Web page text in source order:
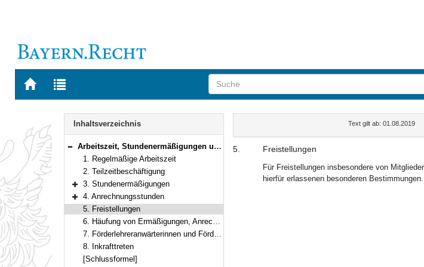
Zur
BAYERN.RECHT
Zur
letzten
Navigation
Inhaltsverzeichnis
Bereich reduzieren
Arbeitszeit, Stundenermäßigungen und Anrechnungsstunden der Förderlehrkräfte
1. Regelmäßige Arbeitszeit
2. Teilzeitbeschäftigung
Bereich erweitern
3. Stundenermäßigungen
Bereich erweitern
4. Anrechnungsstunden
5. Freistellungen
6. Häufung von Ermäßigungen, Anrechnungen und Freistellungen
7. Förderlehreranwärterinnen und Förderlehreranwärter
8. Inkrafttreten
[Schlussformel]
Text gilt ab: 01.08.2019
5. Freistellungen
Für Freistellungen insbesondere von
hierfür erlassenen besonderen Bestimmungen.